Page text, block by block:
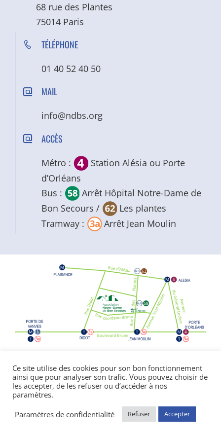
68 rue des Plantes
75014 Paris
TÉLÉPHONE
01 40 52 40 50
MAIL
info@ndbs.org
ACCÈS
Métro :
Station Alésia ou Porte
d’Orléans
Bus :
Arrêt Hôpital Notre-Dame de
Bon Secours /
Les plantes
Tramway :
Arrêt Jean Moulin
Politique de confidentialité|Mentions
légales
© Copyright Notre Dame de Bon Secours
2026 | réalisé par l’
CDKIT
Ce site utilise des cookies pour son bon fonctionnement
ainsi que pour analyser son trafic. Vous pouvez choisir de
les accepter, de les refuser ou d’accéder à nos
paramètres.
Paramètres de confidentialité
Refuser Accepter